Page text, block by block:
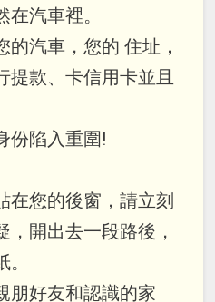
汽車裡。
的汽車，您的 住址，
提款、卡信用卡並且
份陷入重圍!
在您的後窗，請立刻
，開出去一段路後，
朋好友和認識的家